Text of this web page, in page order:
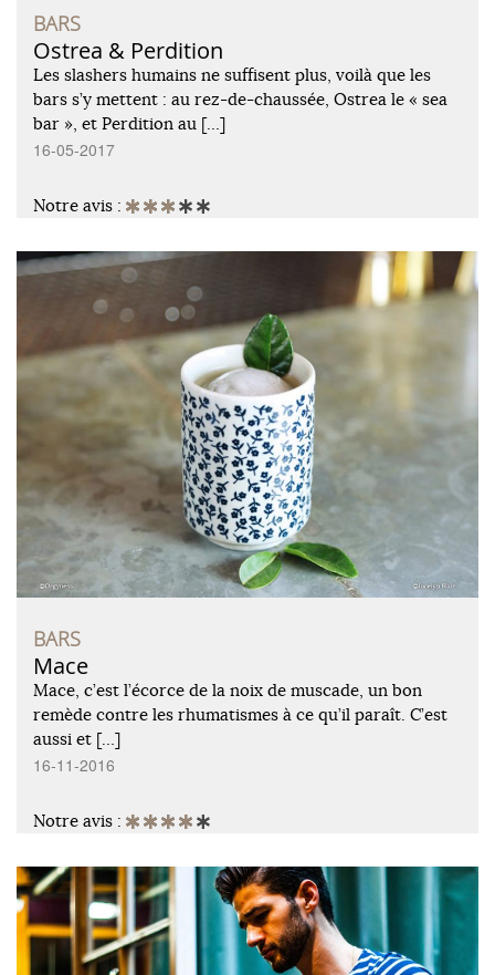
BARS
Ostrea & Perdition
Les slashers humains ne suffisent plus, voilà que les
bars s’y mettent : au rez-de-chaussée, Ostrea le « sea
bar », et Perdition au […]
16-05-2017
Notre avis :
BARS
Mace
Mace, c’est l’écorce de la noix de muscade, un bon
remède contre les rhumatismes à ce qu’il paraît. C’est
aussi et […]
16-11-2016
Notre avis :